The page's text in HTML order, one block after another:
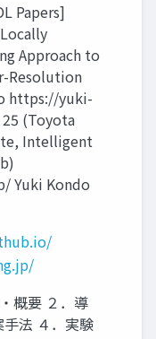
Papers]
Approach to
Resolution
https://yuki-
(Toyota
Intelligent
Yuki Kondo
概要 ２．導
法 ４．実験